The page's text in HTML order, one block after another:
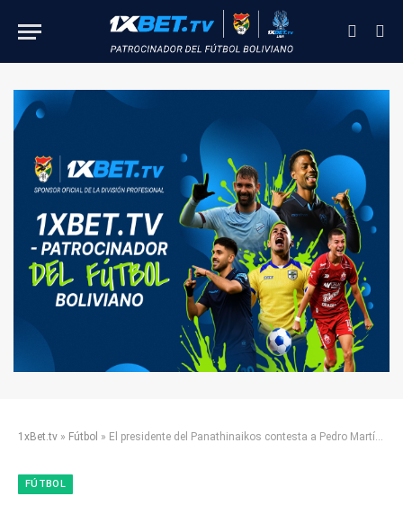
1xBet.tv » Fútbol » El presidente del Panathinaikos contesta a Pedro Martínez: «Tienes que saber perder»
FÚTBOL